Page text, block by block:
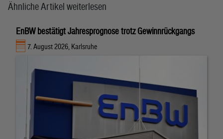
Ähnliche Artikel weiterlesen
EnBW bestätigt Jahresprognose trotz Gewinnrückgangs
7. August 2026, Karlsruhe